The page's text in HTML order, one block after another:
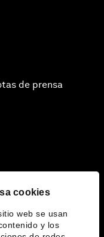
cookies
web se usan
y los
de prensa